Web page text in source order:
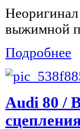
Неоригинал
выжимной
Подробнее
Audi 80 /